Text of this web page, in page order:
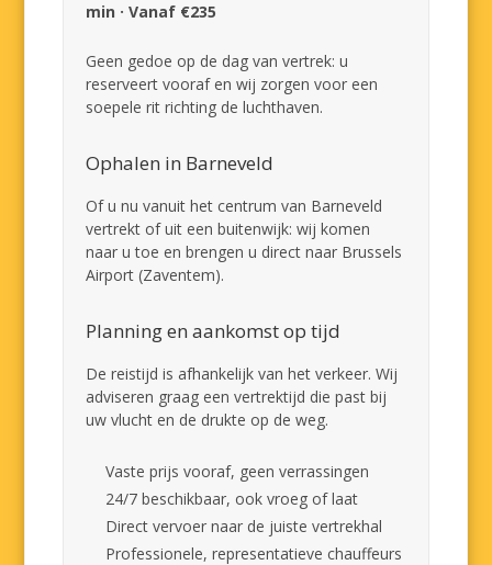
min · Vanaf €235
Geen gedoe op de dag van vertrek: u
reserveert vooraf en wij zorgen voor een
soepele rit richting de luchthaven.
Ophalen in Barneveld
Of u nu vanuit het centrum van Barneveld
vertrekt of uit een buitenwijk: wij komen
naar u toe en brengen u direct naar Brussels
Airport (Zaventem).
Planning en aankomst op tijd
De reistijd is afhankelijk van het verkeer. Wij
adviseren graag een vertrektijd die past bij
uw vlucht en de drukte op de weg.
Vaste prijs vooraf, geen verrassingen
24/7 beschikbaar, ook vroeg of laat
Direct vervoer naar de juiste vertrekhal
Professionele, representatieve chauffeurs